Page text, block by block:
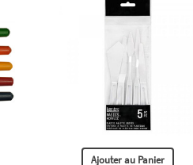
Ajouter au Panier